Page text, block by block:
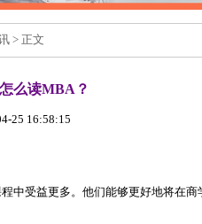
> 正文
么读MBA？
25 16:58:15
中受益更多。他们能够更好地将在商